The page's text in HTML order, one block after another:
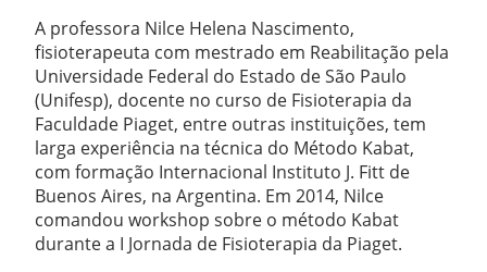
A professora Nilce Helena Nascimento,
fisioterapeuta com mestrado em Reabilitação pela
Universidade Federal do Estado de São Paulo
(Unifesp), docente no curso de Fisioterapia da
Faculdade Piaget, entre outras instituições, tem
larga experiência na técnica do Método Kabat,
com formação Internacional Instituto J. Fitt de
Buenos Aires, na Argentina. Em 2014, Nilce
comandou workshop sobre o método Kabat
durante a I Jornada de Fisioterapia da Piaget.